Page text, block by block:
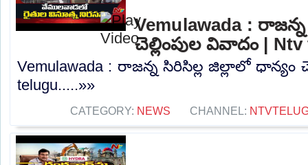
Vemulawada :
చెల్లింపుల వివాదం |
Vemulawada : రాజన్న సిరిసిల్ల జిల్లాలో ధాన్యం
telugu.....»»
CATEGORY: NEWS CHANNEL: